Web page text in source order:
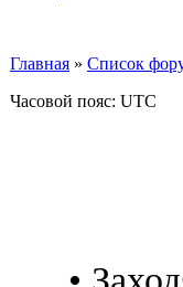
Главная » Список
Часовой пояс: UTC